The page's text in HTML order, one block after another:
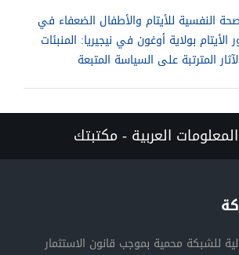
النفسية للأيتام والأطفال الضعفاء في
الأيتام بولاية أوغون في نيجيريا: المنبئات
المترتبة على السياسة المتبعة
العربية - مكتبتك
للشبكة محمية بموجب قانون الاستثمار